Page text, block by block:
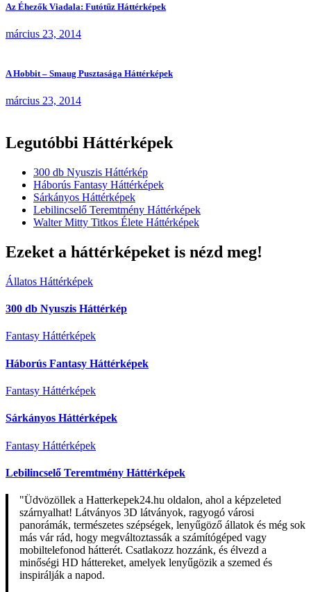
Az Éhezők Viadala: Futótűz Háttérképek
március 23, 2014
A Hobbit – Smaug Pusztasága Háttérképek
március 23, 2014
Legutóbbi Háttérképek
300 db Nyuszis Háttérkép
Háborús Fantasy Háttérképek
Sárkányos Háttérképek
Lebilincselő Teremtmény Háttérképek
Walter Mitty Titkos Élete Háttérképek
Ezeket a háttérképeket is nézd meg!
Állatos Háttérképek
300 db Nyuszis Háttérkép
Fantasy Háttérképek
Háborús Fantasy Háttérképek
Fantasy Háttérképek
Sárkányos Háttérképek
Fantasy Háttérképek
Lebilincselő Teremtmény Háttérképek
"Üdvözöllek a Hatterkepek24.hu oldalon, ahol a képzeleted
szárnyalhat! Látványos 3D látványok, ragyogó városi
panorámák, természetes szépségek, lenyűgöző állatok és még sok
más vár rád, hogy megváltoztassák a számítógéped vagy
mobiltelefonod hátterét. Csatlakozz hozzánk, és élvezd a
minőségi HD háttereket, amelyek lenyűgözik a szemed és
inspirálják a napod.